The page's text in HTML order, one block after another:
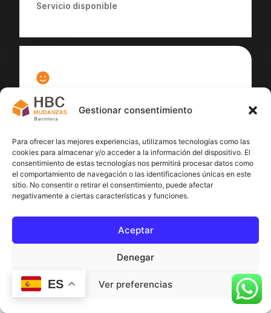
Gestionar consentimiento
Para ofrecer las mejores experiencias, utilizamos tecnologías como las
cookies para almacenar y/o acceder a la información del dispositivo. El
consentimiento de estas tecnologías nos permitirá procesar datos como
el comportamiento de navegación o las identificaciones únicas en este
sitio. No consentir o retirar el consentimiento, puede afectar
negativamente a ciertas características y funciones.
Aceptar
Denegar
Ver preferencias
Servicio disponible
100
ES